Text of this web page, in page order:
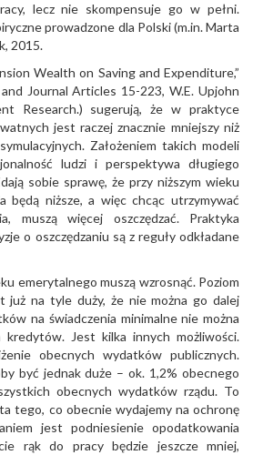
lecz nie skompensuje go w pełni.
prowadzone dla Polski (m.in. Marta
2015.
Wealth on Saving and Expenditure,”
Journal Articles 15-223, W.E. Upjohn
Research.) sugerują, że w praktyce
jest raczej znacznie mniejszy niż
Założeniem takich modeli
ludzi i perspektywa długiego
sobie sprawę, że przy niższym wieku
będą niższe, a więc chcąc utrzymywać
muszą więcej oszczędzać. Praktyka
o oszczędzaniu są z reguły odkładane
emerytalnego muszą wzrosnąć. Poziom
już na tyle duży, że nie można go dalej
na świadczenia minimalne nie można
Jest kilka innych możliwości.
obecnych wydatków publicznych.
być jednak duże – ok. 1,2% obecnego
obecnych wydatków rządu. To
tego, co obecnie wydajemy na ochronę
jest podniesienie opodatkowania
rąk do pracy będzie jeszcze mniej,